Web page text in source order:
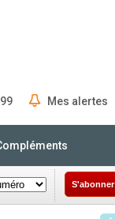
Mes alertes
S'abonner